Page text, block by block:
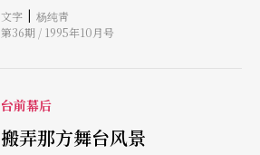
国六十五年起就已与云门舞集开始了服装的合作，
在时间上可谓「元老」；接著吕芳智之后与云门合
文字 | 杨纯靑
第36期 / 1995年10月号
台前幕后
搬弄那方舞台风景